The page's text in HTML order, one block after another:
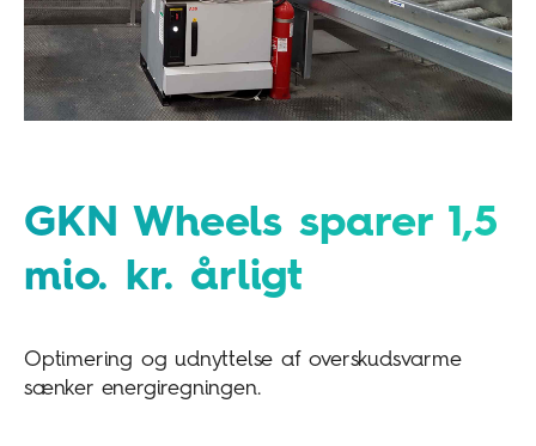
GKN Wheels sparer 1,5
mio. kr. årligt
Optimering og udnyttelse af overskudsvarme
sænker energiregningen.